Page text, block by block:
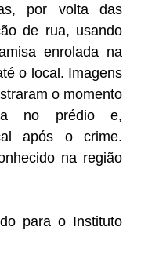
por volta das
de rua, usando
enrolada na
o local. Imagens
o momento
no prédio e,
após o crime.
na região
para o Instituto